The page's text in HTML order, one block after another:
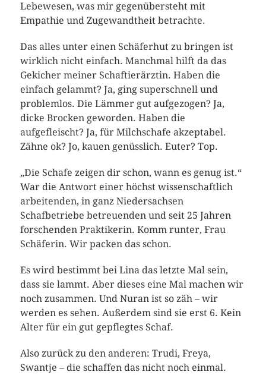
Lebewesen, was mir gegenübersteht mit
Empathie und Zugewandtheit betrachte.
Das alles unter einen Schäferhut zu bringen ist
wirklich nicht einfach. Manchmal hilft da das
Gekicher meiner Schaftierärztin. Haben die
einfach gelammt? Ja, ging superschnell und
problemlos. Die Lämmer gut aufgezogen? Ja,
dicke Brocken geworden. Haben die
aufgefleischt? Ja, für Milchschafe akzeptabel.
Zähne ok? Jo, kauen genüsslich. Euter? Top.
„Die Schafe zeigen dir schon, wann es genug ist.“
War die Antwort einer höchst wissenschaftlich
arbeitenden, in ganz Niedersachsen
Schafbetriebe betreuenden und seit 25 Jahren
forschenden Praktikerin. Komm runter, Frau
Schäferin. Wir packen das schon.
Es wird bestimmt bei Lina das letzte Mal sein,
dass sie lammt. Aber dieses eine Mal machen wir
noch zusammen. Und Nuran ist so zäh – wir
werden es sehen. Außerdem sind sie erst 6. Kein
Alter für ein gut gepflegtes Schaf.
Also zurück zu den anderen: Trudi, Freya,
Swantje – die schaffen das nicht noch einmal.